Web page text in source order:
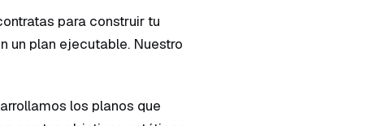
para construir tu
un plan ejecutable. Nuestro
los planos que